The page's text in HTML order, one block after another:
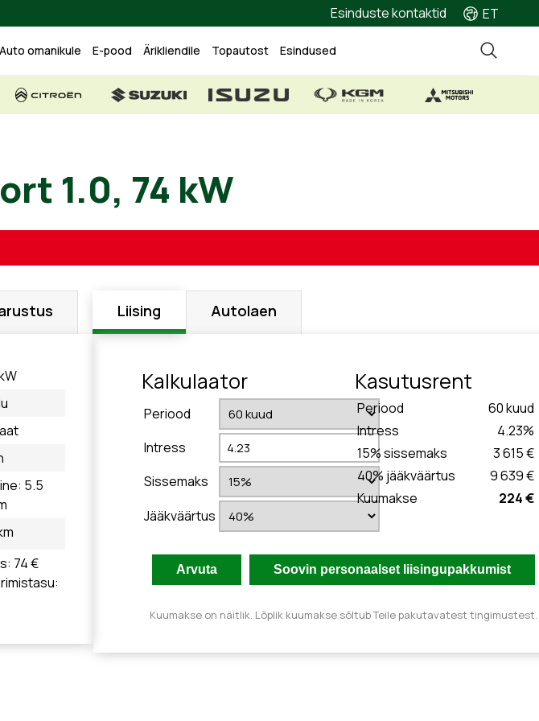
Esinduste kontaktid ET
Auto omanikule E-pood Ärikliendile Topautost Esindused
1.0, 74 kW
5.5
74 €
Liising Autolaen
Kalkulaator
Periood
Intress
Sissemaks
Jääkväärtus
Kasutusrent
Periood 60kuud
Intress
4.23%
15% sissemaks
3 615 €
40% jääkväärtus
9 639 €
Kuumakse
224 €
Kuumakse on näitlik. Lõplik kuumakse sõltub Teile pakutavatest tingimustest.